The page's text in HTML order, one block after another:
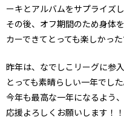
ーキとアルバムをサプライズ
その後、オフ期間のため身体
カーできてとっても楽しかった
昨年は、なでしこリーグに参
とっても素晴らしい一年でした
今年も最高な一年になるよう
応援よろしくお願いします！！